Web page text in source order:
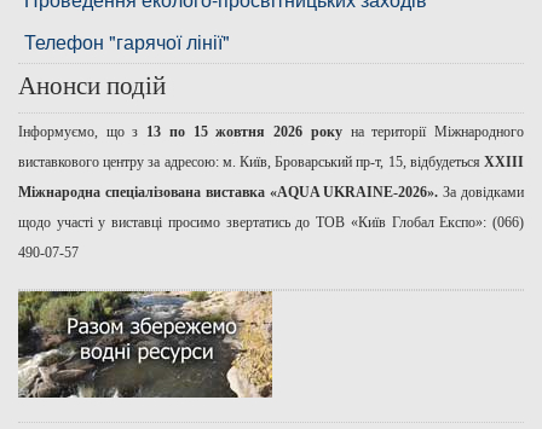
Телефон "гарячої лінії"
Анонси подій
Інформуємо, що з 13 по 15 жовтня 2026 рокуна території Міжнародного
виставкового центру за адресою: м. Київ, Броварський пр-т, 15, відбудеться ХХІІІ
Міжнародна спеціалізована виставка «AQUA UKRAINE-2026».За довідками
щодо участі у виставці просимо звертатись до ТОВ «Київ Глобал Експо»: (066)
490-07-57